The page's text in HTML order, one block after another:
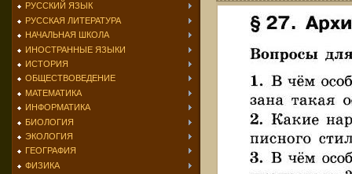
РУССКИЙ ЯЗЫК
РУССКАЯ ЛИТЕРАТУРА
НАЧАЛЬНАЯ ШКОЛА
ИНОСТРАННЫЕ ЯЗЫКИ
ИСТОРИЯ
ОБЩЕСТВОВЕДЕНИЕ
МАТЕМАТИКА
ИНФОРМАТИКА
БИОЛОГИЯ
ЭКОЛОГИЯ
ГЕОГРАФИЯ
ФИЗИКА